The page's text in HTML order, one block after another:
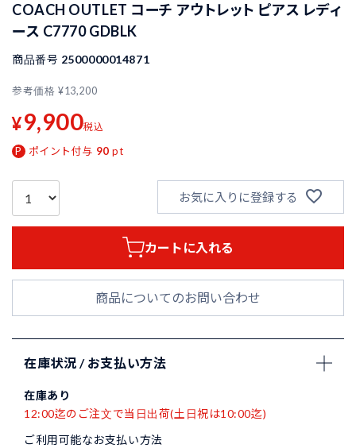
COACH OUTLET コーチ アウトレット ピアス レディ
ース C7770 GDBLK
商品番号 2500000014871
参考価格 ¥13,200
¥9,900税込
ポイント付与 90 pt
お気に入りに登録する
カートに入れる
商品についてのお問い合わせ
在庫状況 / お支払い方法
在庫あり
12:00迄のご注文で当日出荷(土日祝は10:00迄)
ご利用可能なお支払い方法